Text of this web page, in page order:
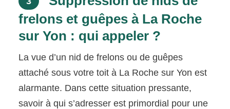
frelons et guêpes à La Roche
sur Yon : qui appeler ?
La vue d’un nid de frelons ou de guêpes
attaché sous votre toit à La Roche sur Yon est
alarmante. Dans cette situation pressante,
savoir à qui s’adresser est primordial pour une